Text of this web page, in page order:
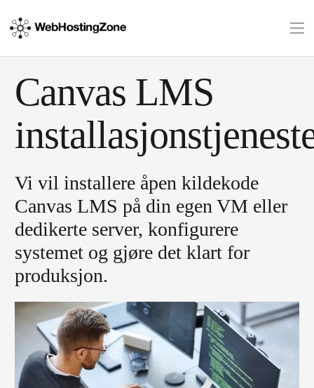
Canvas LMS
Vi vil installere åpen kildekode
Canvas LMS på din egen VM eller
dedikerte server, konfigurere
systemet og gjøre det klart for
produksjon.